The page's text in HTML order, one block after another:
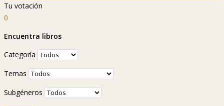
Tu votación
0
Encuentra libros
Categoría
Temas
Subgéneros